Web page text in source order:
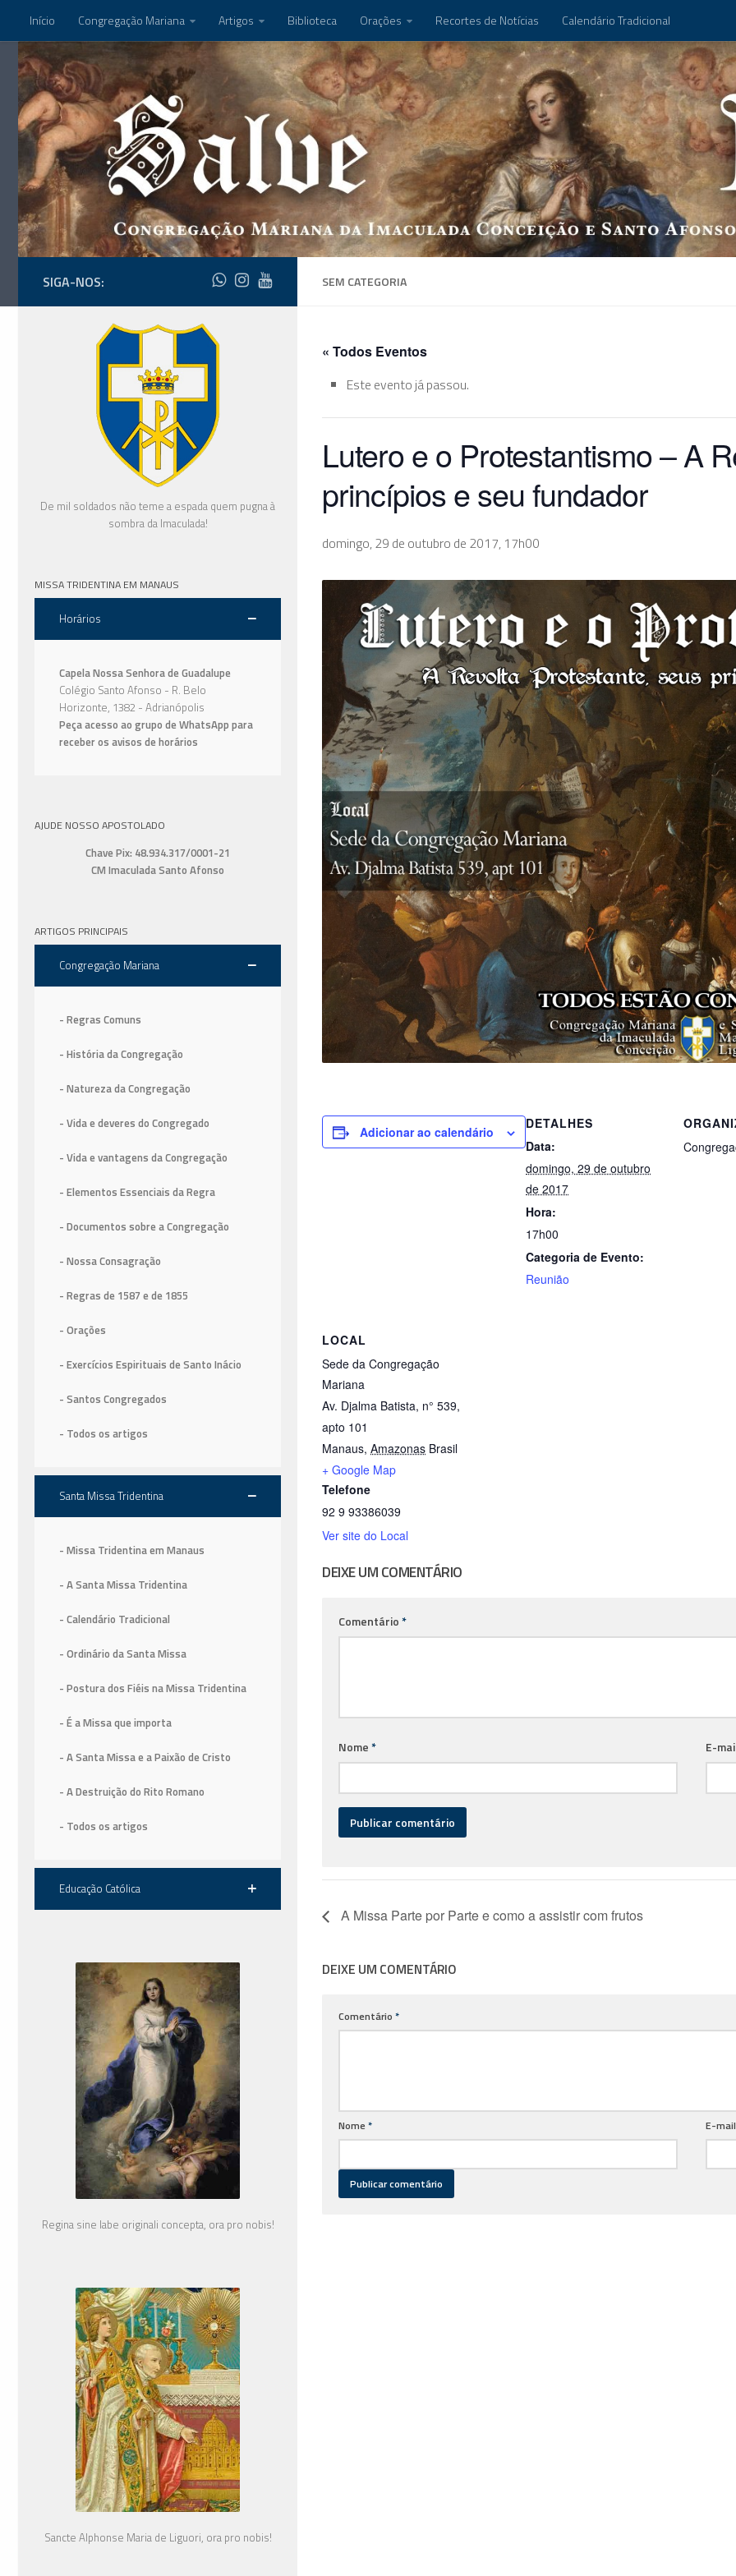
Início Congregação Mariana Artigos Biblioteca Orações Recortes de Notícias Calendário Tradicional
SEM CATEGORIA
« Todos Eventos
Este evento já passou.
Lutero e o Protestantismo – A
princípios e seu fundador
domingo, 29 de outubro de 2017, 17h00
Adicionar ao calendário
DETALHES
Data:
domingo, 29 de outubro
de 2017
Hora:
17h00
Categoria de Evento:
Reunião
LOCAL
Sede da Congregação
Mariana
Av. Djalma Batista, n° 539,
apto 101
Manaus, Amazonas Brasil
+ Google Map
Telefone
92 9 93386039
Ver site do Local
DEIXE UM COMENTÁRIO
Comentário*
Nome* E-
A Missa Parte por Parte e como a assistir com frutos
DEIXE UM COMENTÁRIO
Comentário *
Nome * E-
SIGA-NOS:
De mil soldados não teme a espada quem pugna à
sombra da Imaculada!
MISSA TRIDENTINA EM MANAUS
Horários
Capela Nossa Senhora de Guadalupe
Colégio Santo Afonso - R. Belo
Horizonte, 1382 - Adrianópolis
Peça acesso ao grupo de WhatsApp para
receber os avisos de horários
AJUDE NOSSO APOSTOLADO
Chave Pix: 48.934.317/0001-21
CM Imaculada Santo Afonso
ARTIGOS PRINCIPAIS
Congregação Mariana
- Regras Comuns
- História da Congregação
- Natureza da Congregação
- Vida e deveres do Congregado
- Vida e vantagens da Congregação
- Elementos Essenciais da Regra
- Documentos sobre a Congregação
- Nossa Consagração
- Regras de 1587 e de 1855
- Orações
- Exercícios Espirituais de Santo Inácio
- Santos Congregados
- Todos os artigos
Santa Missa Tridentina
- Missa Tridentina em Manaus
- A Santa Missa Tridentina
- Calendário Tradicional
- Ordinário da Santa Missa
- Postura dos Fiéis na Missa Tridentina
- É a Missa que importa
- A Santa Missa e a Paixão de Cristo
- A Destruição do Rito Romano
- Todos os artigos
Educação Católica
Regina sine labe originali concepta, ora pro nobis!
Sancte Alphonse Maria de Liguori, ora pro nobis!